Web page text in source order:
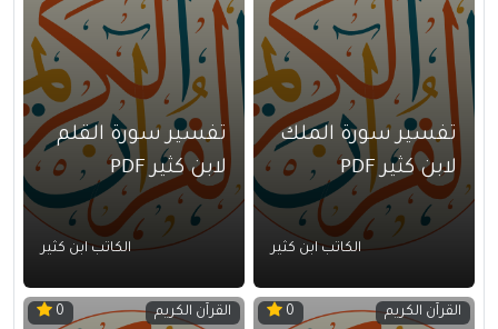
تفسير سورة الملك
لابن كثير PDF
الكاتب ابن كثير
تفسير سورة القلم
لابن كثير PDF
الكاتب ابن كثير
القرآن الكريم 0 القرآن الكريم 0